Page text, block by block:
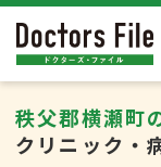
秩父郡横瀬町
クリニック・